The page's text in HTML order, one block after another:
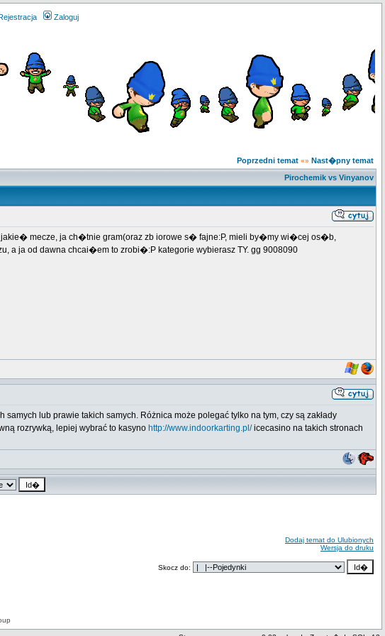
Zaloguj
Poprzedni temat «» Nast�pny temat
Pirochemik vs Vinyanov
jakie� mecze, ja ch�tnie gram(oraz zb iorowe s� fajne:P, mieli by�my wi�cej os�b,
a ja od dawna chcai�em to zrobi�:P kategorie wybierasz TY. gg 9008090
lub prawie takich samych. Różnica może polegać tylko na tym, czy są zakłady
rozrywką, lepiej wybrać to kasyno http://www.indoorkarting.pl/icecasino na takich stronach
Dodaj temat do Ulubionych
Wersja do druku
Skocz do: